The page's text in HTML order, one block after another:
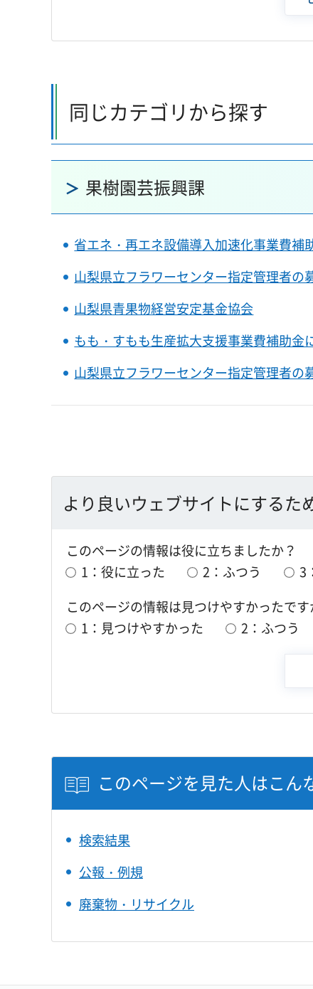
同じカテゴリから探す
果樹園芸振興課
省エネ・再エネ設備導入加速化事業費
山梨県立フラワーセンター指定管理者の
山梨県青果物経営安定基金協会
もも・すもも生産拡大支援事業費補助金
山梨県立フラワーセンター指定管理者の
より良いウェブサイトにするた
このページの情報は役に立ちましたか？
1：役に立った
2：ふつう
3
このページの情報は見つけやすかったです
1：見つけやすかった
2：ふつう
このページを見た人はこん
検索結果
公報・例規
廃棄物・リサイクル